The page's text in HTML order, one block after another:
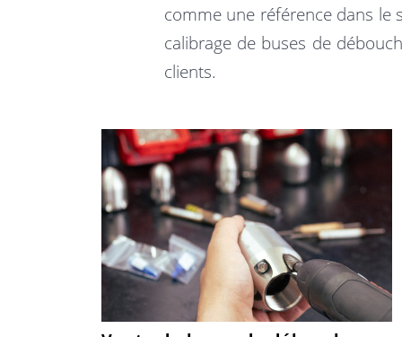
comme une référence dans le
calibrage de buses de
clients.